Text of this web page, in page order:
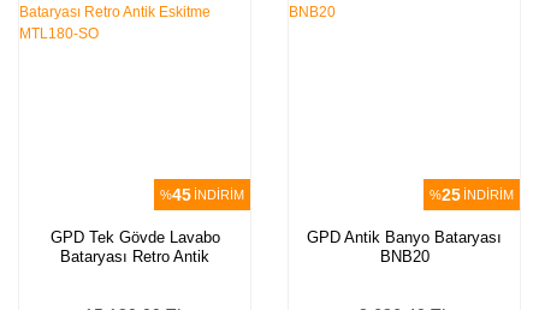
%45 İNDİRİM
GPD Tek Gövde Lavabo
Bataryası Retro Antik
%25 İNDİRİM
GPD Antik Banyo Bataryası
BNB20